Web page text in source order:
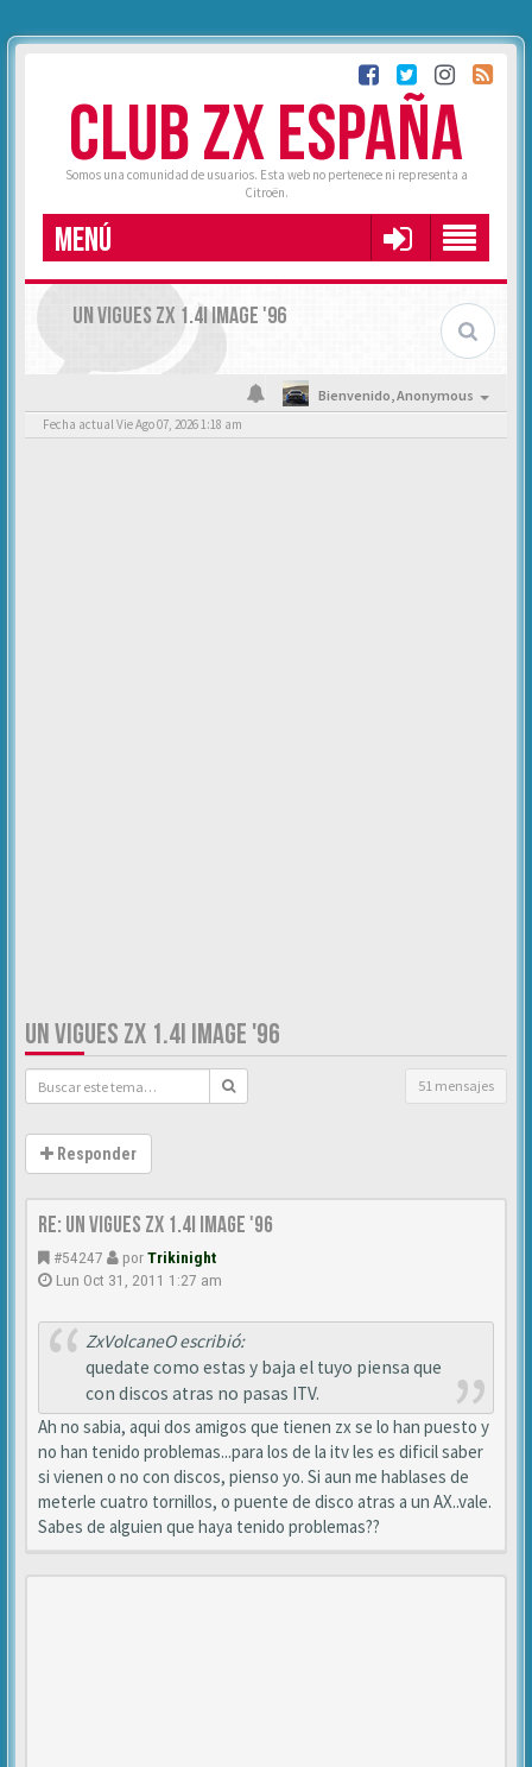
CLUB ZX ESPAÑA
Somos una comunidad de usuarios. Esta web no pertenece ni representa a
Citroën.
MENÚ
UN VIGUES ZX 1.4I IMAGE '96
Bienvenido,Anonymous
Fecha actual Vie Ago 07, 2026 1:18 am
UN VIGUES ZX 1.4I IMAGE '96
51 mensajes
Responder
Re: Un vigues ZX 1.4i IMAGE '96
#54247 porTrikinight
Lun Oct 31, 2011 1:27 am
ZxVolcaneO escribió:
quedate como estas y baja el tuyo piensa que
con discos atras no pasas ITV.
Ah no sabia, aqui dos amigos que tienen zx se lo han puesto y
no han tenido problemas...para los de la itv les es dificil saber
si vienen o no con discos, pienso yo. Si aun me hablases de
meterle cuatro tornillos, o puente de disco atras a un AX..vale.
Sabes de alguien que haya tenido problemas??